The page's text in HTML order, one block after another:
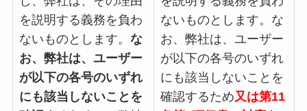
を説明する義務を負わ
ないものとします。 な
お、弊社は、ユーザー
が以下の各号のいずれ
にも該当しないことを
ないものとします。な
お、弊社は、ユーザー
が以下の各号のいずれ
にも該当しないことを
確認するため又は第11